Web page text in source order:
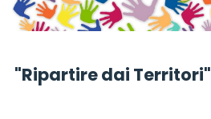
"Ripartire dai Territori"